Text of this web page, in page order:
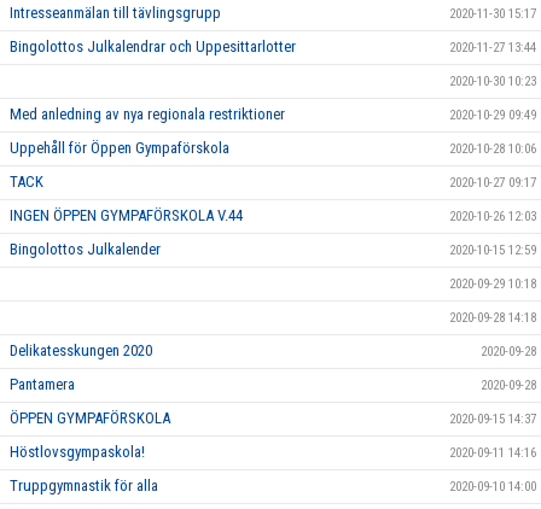
Intresseanmälan till tävlingsgrupp 2020-11-30 15:17
Bingolottos Julkalendrar och Uppesittarlotter 2020-11-27 13:44
2020-10-30 10:23
Med anledning av nya regionala restriktioner 2020-10-29 09:49
Uppehåll för Öppen Gympaförskola 2020-10-28 10:06
TACK 2020-10-27 09:17
INGEN ÖPPEN GYMPAFÖRSKOLA V.44 2020-10-26 12:03
Bingolottos Julkalender 2020-10-15 12:59
2020-09-29 10:18
2020-09-28 14:18
Delikatesskungen 2020 2020-09-28
Pantamera 2020-09-28
ÖPPEN GYMPAFÖRSKOLA 2020-09-15 14:37
Höstlovsgympaskola! 2020-09-11 14:16
Truppgymnastik för alla 2020-09-10 14:00